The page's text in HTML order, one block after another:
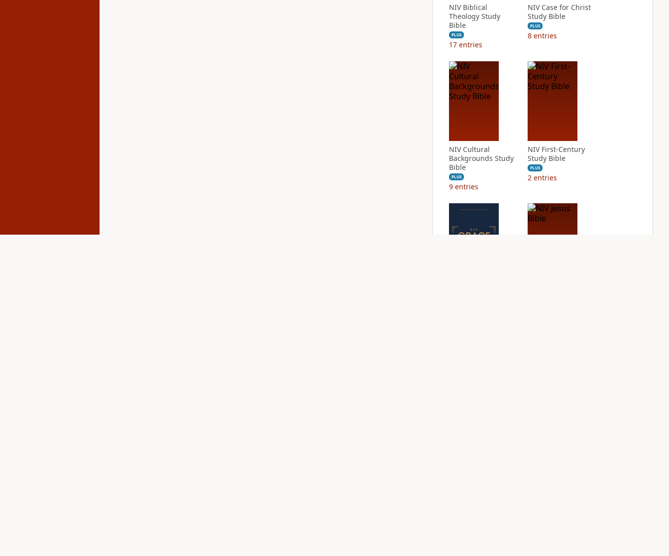
NIV Biblical
Theology Study
Bible
PLUS
17 entries
NIV Case for Christ
Study Bible
PLUS
8 entries
NIV Cultural
Backgrounds Study
Bible
PLUS
9 entries
NIV First-Century
Study Bible
PLUS
2 entries